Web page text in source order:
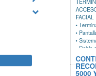
FACIAL
•
•
•
•
Visible
•
con
5000